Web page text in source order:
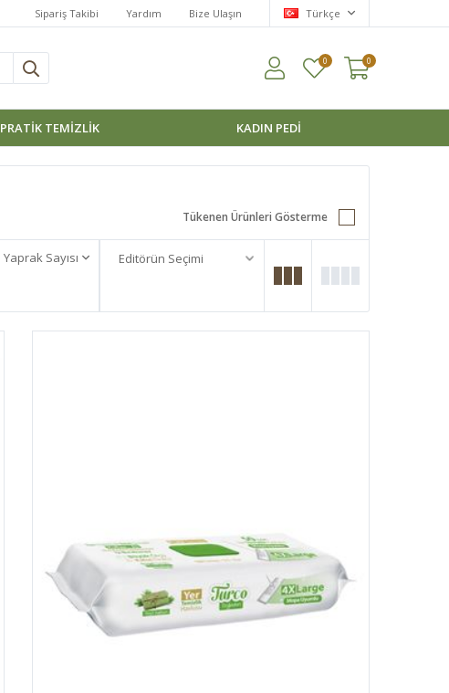
Sipariş Takibi Yardım Bize Ulaşın Türkçe
0 0
PRATİK TEMİZLİK KADIN PEDI
Tükenen Ürünleri Gösterme
Yaprak Sayısı